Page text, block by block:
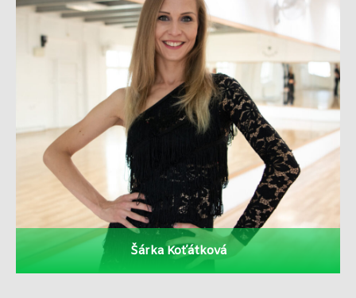
Šárka Koťátková
Šárka Koťátková
● dvojnásobná mistryně ČR ve STT formacích
● dvojnásobná semifinalistka na MS
● 3. místo v celorepublikovém rank listu ČSTS v
párové latině
Více